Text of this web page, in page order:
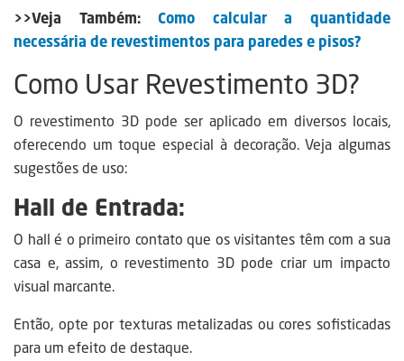
>>Veja Também:Como calcular a quantidade
necessária de revestimentos para paredes e pisos?
Como Usar Revestimento 3D?
O revestimento 3D pode ser aplicado em diversos locais,
oferecendo um toque especial à decoração. Veja algumas
sugestões de uso:
Hall de Entrada:
O hall é o primeiro contato que os visitantes têm com a sua
casa e, assim, o revestimento 3D pode criar um impacto
visual marcante.
Então, opte por texturas metalizadas ou cores sofisticadas
para um efeito de destaque.